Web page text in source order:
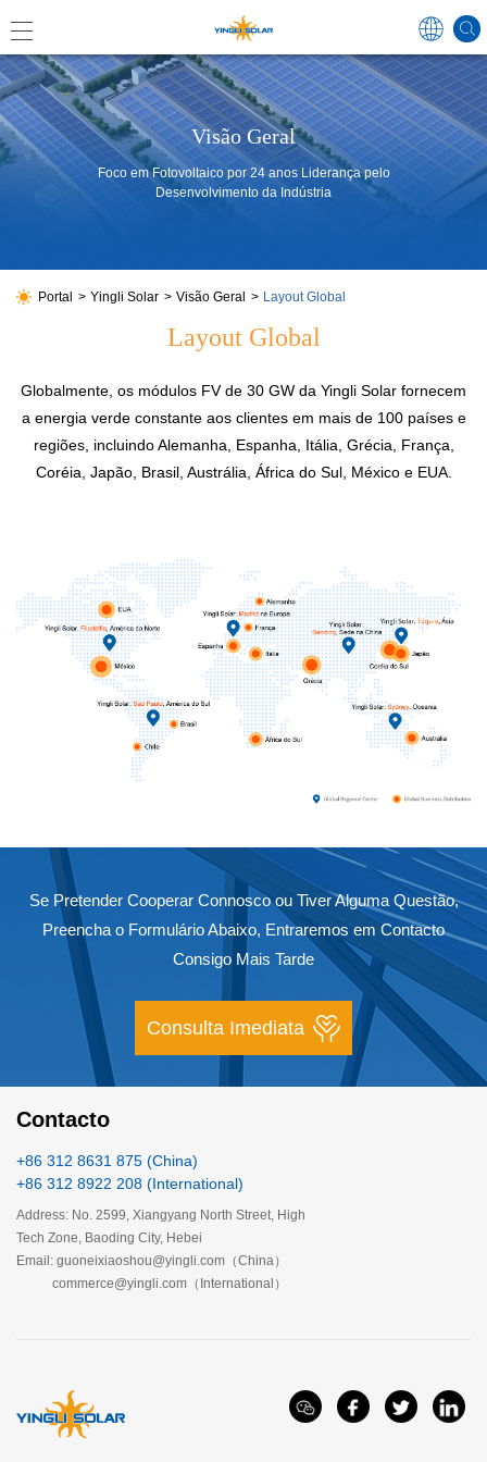
Global
France
Spain
Poland
Visão Geral
Foco em Fotovoltaico por 24 anos Liderança pelo
Desenvolvimento da Indústria
Portal Yingli Solar Visão Geral Layout Global
Layout Global
Globalmente, os módulos FV de 30 GW da Yingli Solar fornecem
a energia verde constante aos clientes em mais de 100 países e
regiões, incluindo Alemanha, Espanha, Itália, Grécia, França,
Coréia, Japão, Brasil, Austrália, África do Sul, México e EUA.
Se Pretender Cooperar Connosco ou Tiver Alguma Questão,
Preencha o Formulário Abaixo, Entraremos em Contacto
Consigo Mais Tarde
Consulta Imediata
Contacto
+86 312 8631 875 (China)
+86 312 8922 208 (International)
Address: No. 2599, Xiangyang North Street, High
Tech Zone, Baoding City, Hebei
Email: guoneixiaoshou@yingli.com（China）
commerce@yingli.com（International）